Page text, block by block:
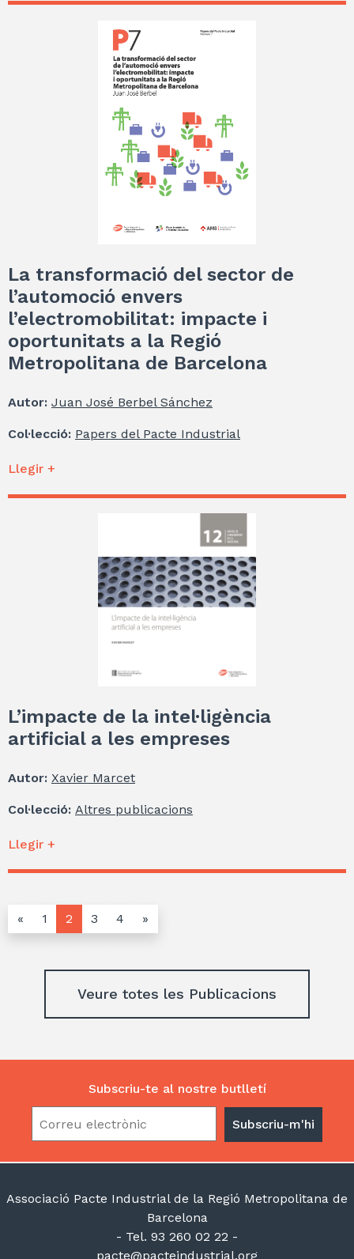
La transformació del sector de
l’automoció envers
l’electromobilitat: impacte i
oportunitats a la Regió
Metropolitana de Barcelona
Autor: Juan José Berbel Sánchez
Col·lecció: Papers del Pacte Industrial
Llegir +
L’impacte de la intel·ligència
artificial a les empreses
Autor: Xavier Marcet
Col·lecció: Altres publicacions
Llegir +
« 1 2 3 4 »
Veure totes les Publicacions
Subscriu-te al nostre butlletí
Associació Pacte Industrial de la Regió Metropolitana de
Barcelona
- Tel. 93 260 02 22 -
pacte@pacteindustrial.org